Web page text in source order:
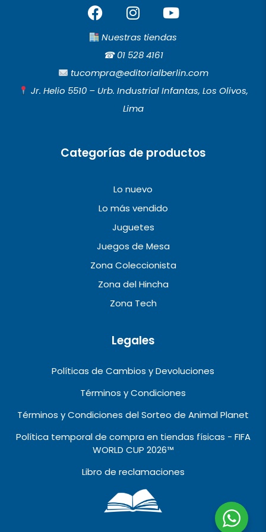
F
a
c
b
o
o
I
n
s
t
a
g
r
a
Y
o
u
u
b
e
Nuestras tiendas
☎︎01 528 4161
tucompra@editorialberlin.com
Jr. Helio 5510 – Urb. Industrial Infantas, Los Olivos,
Lima
Categorías de productos
Lo nuevo
Lo más vendido
Juguetes
Juegos de Mesa
Zona Coleccionista
Zona del Hincha
Zona Tech
Legales
Políticas de Cambios y Devoluciones
Términos y Condiciones
Términos y Condiciones del Sorteo de Animal Planet
Política temporal de compra en tiendas físicas - FIFA
WORLD CUP 2026™️
Libro de reclamaciones